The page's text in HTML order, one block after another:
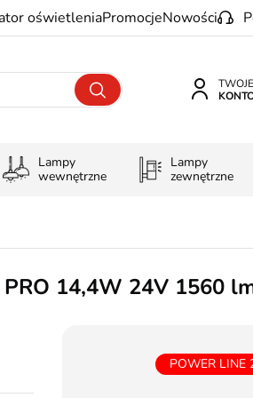
oświetleniaPromocjeNowości
TWOJE
Lampy
wewnętrzne
Lampy
zewnętrzne
PRO 14,4W 24V 1560
POWER LINE